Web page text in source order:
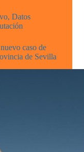
,Datos
caso de
de Sevilla